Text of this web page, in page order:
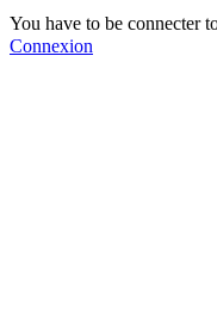
You have to be connecter
Connexion